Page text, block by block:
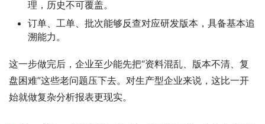
理，历史不可覆盖。
订单、工单、批次能够反查对应研发版本，具备基本追
溯能力。
这一步做完后，企业至少能先把“资料混乱、版本不清、复
盘困难”这些老问题压下去。对生产型企业来说，这比一开
始就做复杂分析报表更现实。